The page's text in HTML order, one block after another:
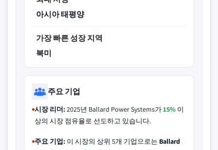
아시아 태평양
가장 빠른 성장 지역
북미
주요 기업
시장 리더:2025년 Ballard Power Systems가15% 이
상의 시장 점유율로 선도하고 있습니다.
주요 기업: 이 시장의 상위 5개 기업으로는 Ballard